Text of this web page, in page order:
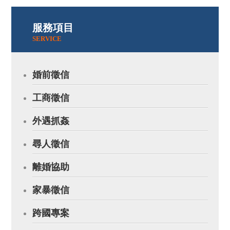
服務項目
SERVICE
婚前徵信
工商徵信
外遇抓姦
尋人徵信
離婚協助
家暴徵信
跨國專案